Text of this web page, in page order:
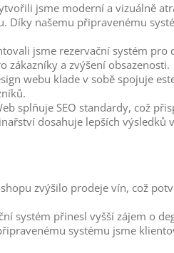
jsme moderní a vizuálně
Díky našemu připravenému
jsme rezervační systém
zákazníky a zvýšení obsazenosti.
webu klade v sobě spojuje
splňuje SEO standardy, což
dosahuje lepších výsledků
zvýšilo prodeje vín, což
systém přinesl vyšší zájem o
systému jsme